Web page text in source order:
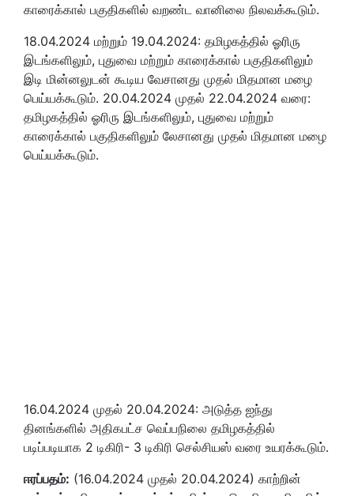
காரைக்கால் பகுதிகளில் வறண்ட வானிலை நிலவக்கூடும்.
18.04.2024 மற்றும் 19.04.2024: தமிழகத்தில் ஓரிரு
இடங்களிலும், புதுவை மற்றும் காரைக்கால் பகுதிகளிலும்
இடி மின்னலுடன் கூடிய வேசானது முதல் மிதமான மழை
பெய்யக்கூடும். 20.04.2024 முதல் 22.04.2024 வரை:
தமிழகத்தில் ஓரிரு இடங்களிலும், புதுவை மற்றும்
காரைக்கால் பகுதிகளிலும் லேசானது முதல் மிதமான மழை
பெய்யக்கூடும்.
16.04.2024 முதல் 20.04.2024: அடுத்த ஐந்து
தினங்களில் அதிகபட்ச வெப்பநிலை தமிழகத்தில்
படிப்படியாக 2 டிகிரி- 3 டிகிரி செல்சியஸ் வரை உயரக்கூடும்.
ஈரப்பதம்: (16.04.2024 முதல் 20.04.2024) காற்றின்